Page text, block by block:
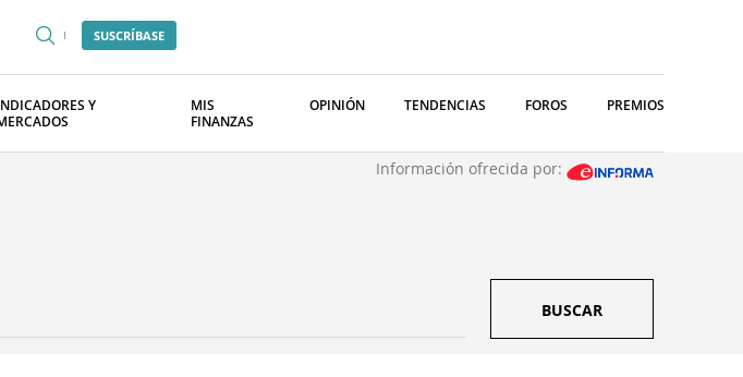
SUSCRÍBASE
Y
MIS
FINANZAS
OPINIÓN TENDENCIAS FOROS PREMIOS
Información ofrecida por:
BUSCAR